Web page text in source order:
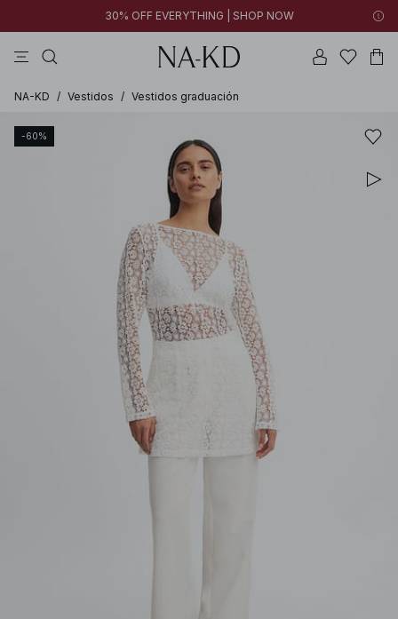
30% OFF EVERYTHING | SHOP NOW
NA-KD / Vestidos / Vestidos graduación
-60%